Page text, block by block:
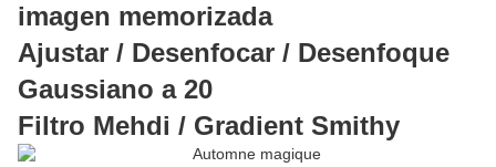
imagen memorizada
Ajustar / Desenfocar / Desenfoque
Gaussiano a 20
Filtro Mehdi / Gradient Smithy